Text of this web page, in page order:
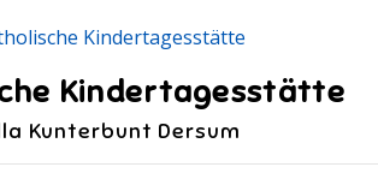
Kindertagesstätte
Kunterbunt Dersum